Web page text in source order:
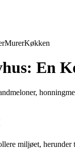
MurerKøkken
En
miljøet,